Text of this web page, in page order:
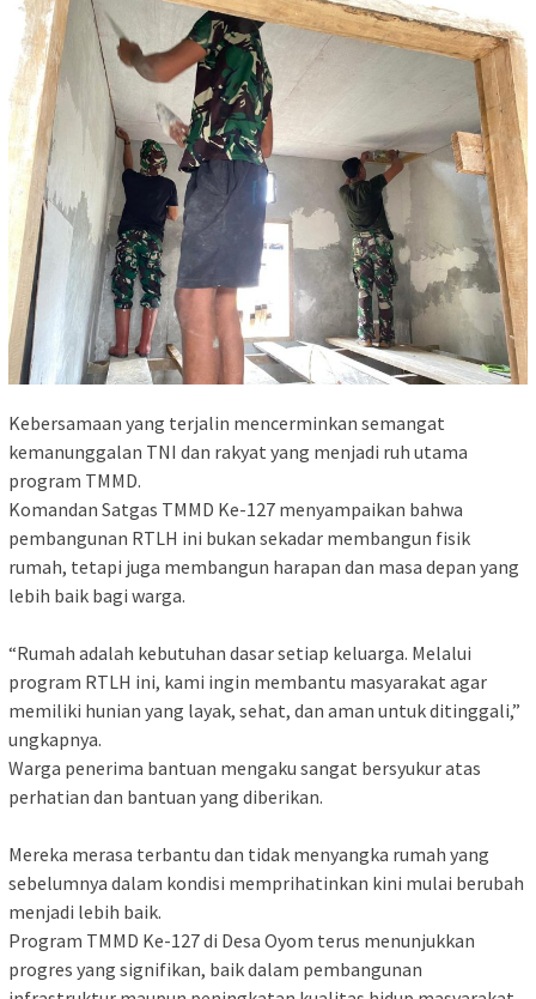
Kebersamaan yang terjalin mencerminkan semangat
kemanunggalan TNI dan rakyat yang menjadi ruh utama
program TMMD.
Komandan Satgas TMMD Ke-127 menyampaikan bahwa
pembangunan RTLH ini bukan sekadar membangun fisik
rumah, tetapi juga membangun harapan dan masa depan yang
lebih baik bagi warga.
“Rumah adalah kebutuhan dasar setiap keluarga. Melalui
program RTLH ini, kami ingin membantu masyarakat agar
memiliki hunian yang layak, sehat, dan aman untuk ditinggali,”
ungkapnya.
Warga penerima bantuan mengaku sangat bersyukur atas
perhatian dan bantuan yang diberikan.
Mereka merasa terbantu dan tidak menyangka rumah yang
sebelumnya dalam kondisi memprihatinkan kini mulai berubah
menjadi lebih baik.
Program TMMD Ke-127 di Desa Oyom terus menunjukkan
progres yang signifikan, baik dalam pembangunan